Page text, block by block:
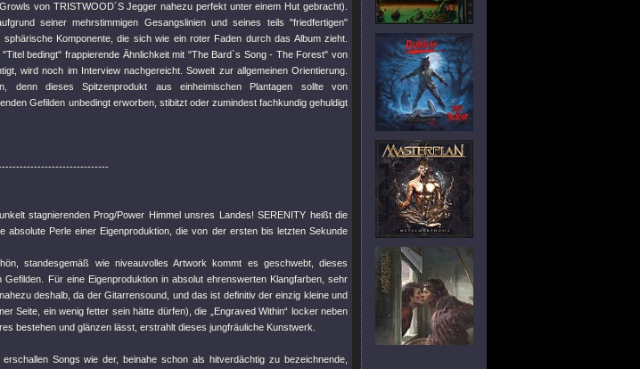
von TRISTWOOD´S Jegger nahezu perfekt unter einem Hut gebracht).
seiner mehrstimmigen Gesangslinien und seines teils "friedfertigen"
Komponente, die sich wie ein roter Faden durch das Album zieht.
bedingt" frappierende Ähnlichkeit mit "The Bard`s Song - The Forest" von
wird noch im Interview nachgereicht. Soweit zur allgemeinen Orientierung.
dieses Spitzenprodukt aus einheimischen Plantagen sollte von
Gefilden unbedingt erworben, stibitzt oder zumindest fachkundig gehuldigt
stagnierenden Prog/Power Himmel unsres Landes! SERENITY heißt die
absolute Perle einer Eigenproduktion, die von der ersten bis letzten Sekunde
standesgemäß wie niveauvolles Artwork kommt es geschwebt, dieses
Für eine Eigenproduktion in absolut ehrenswerten Klangfarben, sehr
deshalb, da der Gitarrensound, und das ist definitiv der einzig kleine und
Seite, ein wenig fetter sein hätte dürfen), die „Engraved Within“ locker neben
bestehen und glänzen lässt, erstrahlt dieses jungfräuliche Kunstwerk.
Songs wie der, beinahe schon als hitverdächtig zu bezeichnende,